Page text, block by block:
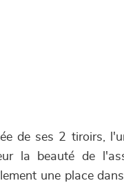
de ses 2 tiroirs,
la beauté de
une place